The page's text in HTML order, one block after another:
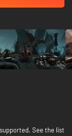
See the list